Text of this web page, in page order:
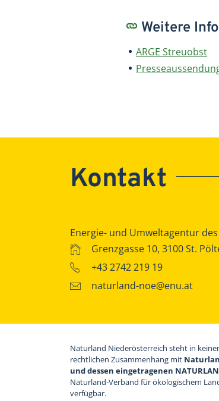
Weitere
ARGE Streuobst
Kontakt
Energie- und Umweltagentur
Grenzgasse 10, 3100 St.
+43 2742 219 19
naturland-noe@enu.at
Naturland Niederösterreich steht in
rechtlichen Zusammenhang mit
und dessen eingetragenen
Naturland-Verband für ökologischem
verfügbar.